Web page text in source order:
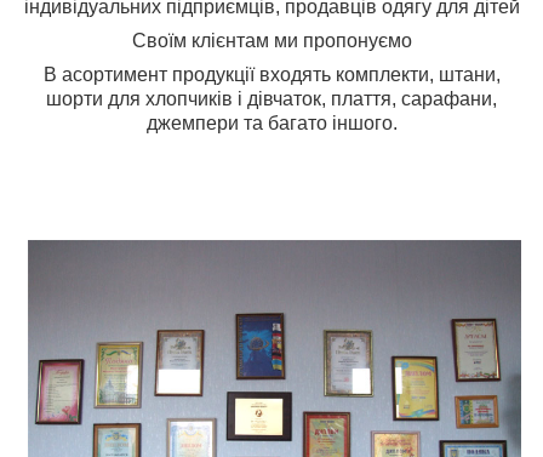
індивідуальних підприємців, продавців одягу для дітей
Своїм клієнтам ми пропонуємо
В асортимент продукції входять комплекти, штани,
шорти для хлопчиків і дівчаток, плаття, сарафани,
джемпери та багато іншого.